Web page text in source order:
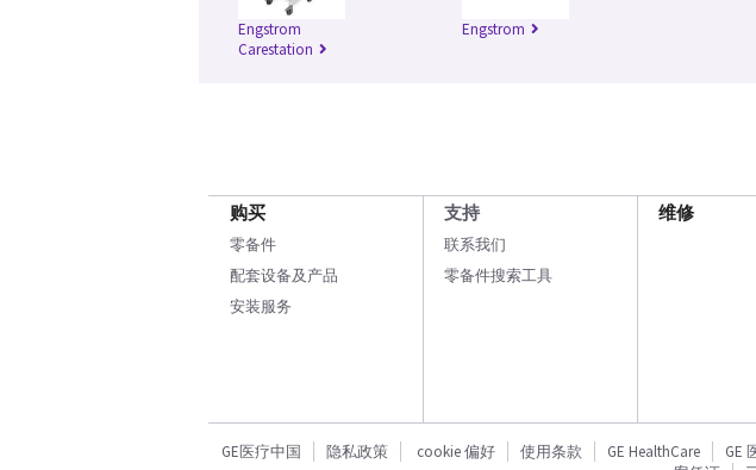
Engstrom
Carestation
Engstrom
购买
零备件
配套设备及产品
安装服务
支持
联系我们
零备件搜索工具
维修
GE医疗中国 隐私政策 cookie 偏好 使用条款 GE HealthCare GE